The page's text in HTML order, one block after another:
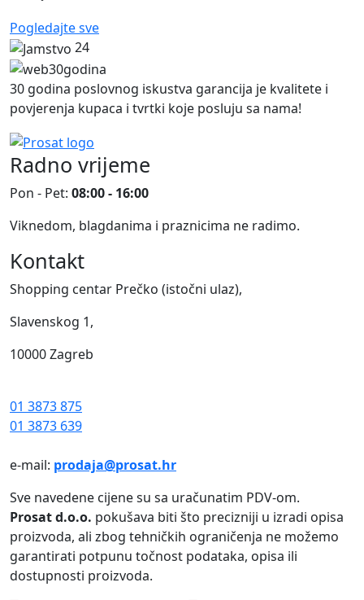
Pogledajte sve
24
30 godina poslovnog iskustva garancija je kvalitete i
povjerenja kupaca i tvrtki koje posluju sa nama!
Radno vrijeme
Pon - Pet: 08:00 - 16:00
Viknedom, blagdanima i praznicima ne radimo.
Kontakt
Shopping centar Prečko (istočni ulaz),
Slavenskog 1,
10000 Zagreb
01 3873 875
01 3873 639
e-mail: prodaja@prosat.hr
Sve navedene cijene su sa uračunatim PDV-om.
Prosat d.o.o. pokušava biti što precizniji u izradi opisa
proizvoda, ali zbog tehničkih ograničenja ne možemo
garantirati potpunu točnost podataka, opisa ili
dostupnosti proizvoda.